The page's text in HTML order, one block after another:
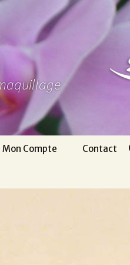
Mon Compte Contact